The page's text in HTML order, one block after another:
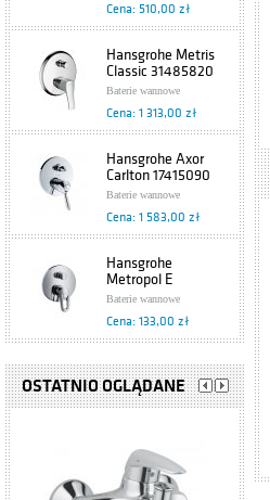
Ametyst 409-410-
00 Armatura
Kraków
Cena: 510,00 zł
Hansgrohe Metris
Classic 31485820
Baterie wannowe
Cena: 1 313,00 zł
Hansgrohe Axor
Carlton 17415090
Baterie wannowe
Cena: 1 583,00 zł
Hansgrohe
Metropol E
13596000
Baterie wannowe
Cena: 133,00 zł
Hansgrohe Metris
Classic 31485000
Baterie wannowe
Hansgrohe Focus
E2 31946000
OSTATNIO OGLĄDANE